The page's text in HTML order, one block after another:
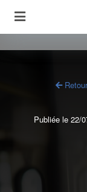
Retour
Publiée le 22/